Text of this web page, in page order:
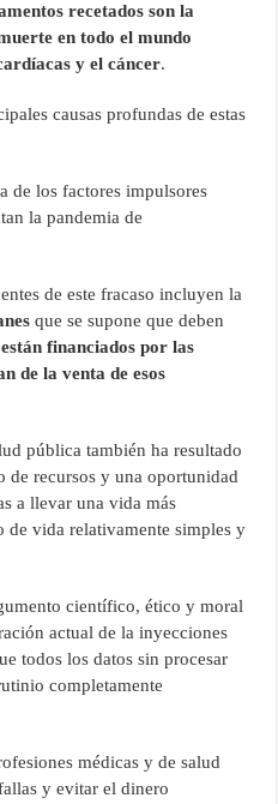
recetados son la
en todo el mundo
y el cáncer.
causas profundas de estas
de los factores impulsores
la pandemia de
de este fracaso incluyen la
que se supone que deben
están financiados por las
de la venta de esos
pública también ha resultado
de recursos y una oportunidad
a llevar una vida más
de vida relativamente simples y
científico, ético y moral
actual de la inyecciones
todos los datos sin procesar
completamente
médicas y de salud
y evitar el dinero